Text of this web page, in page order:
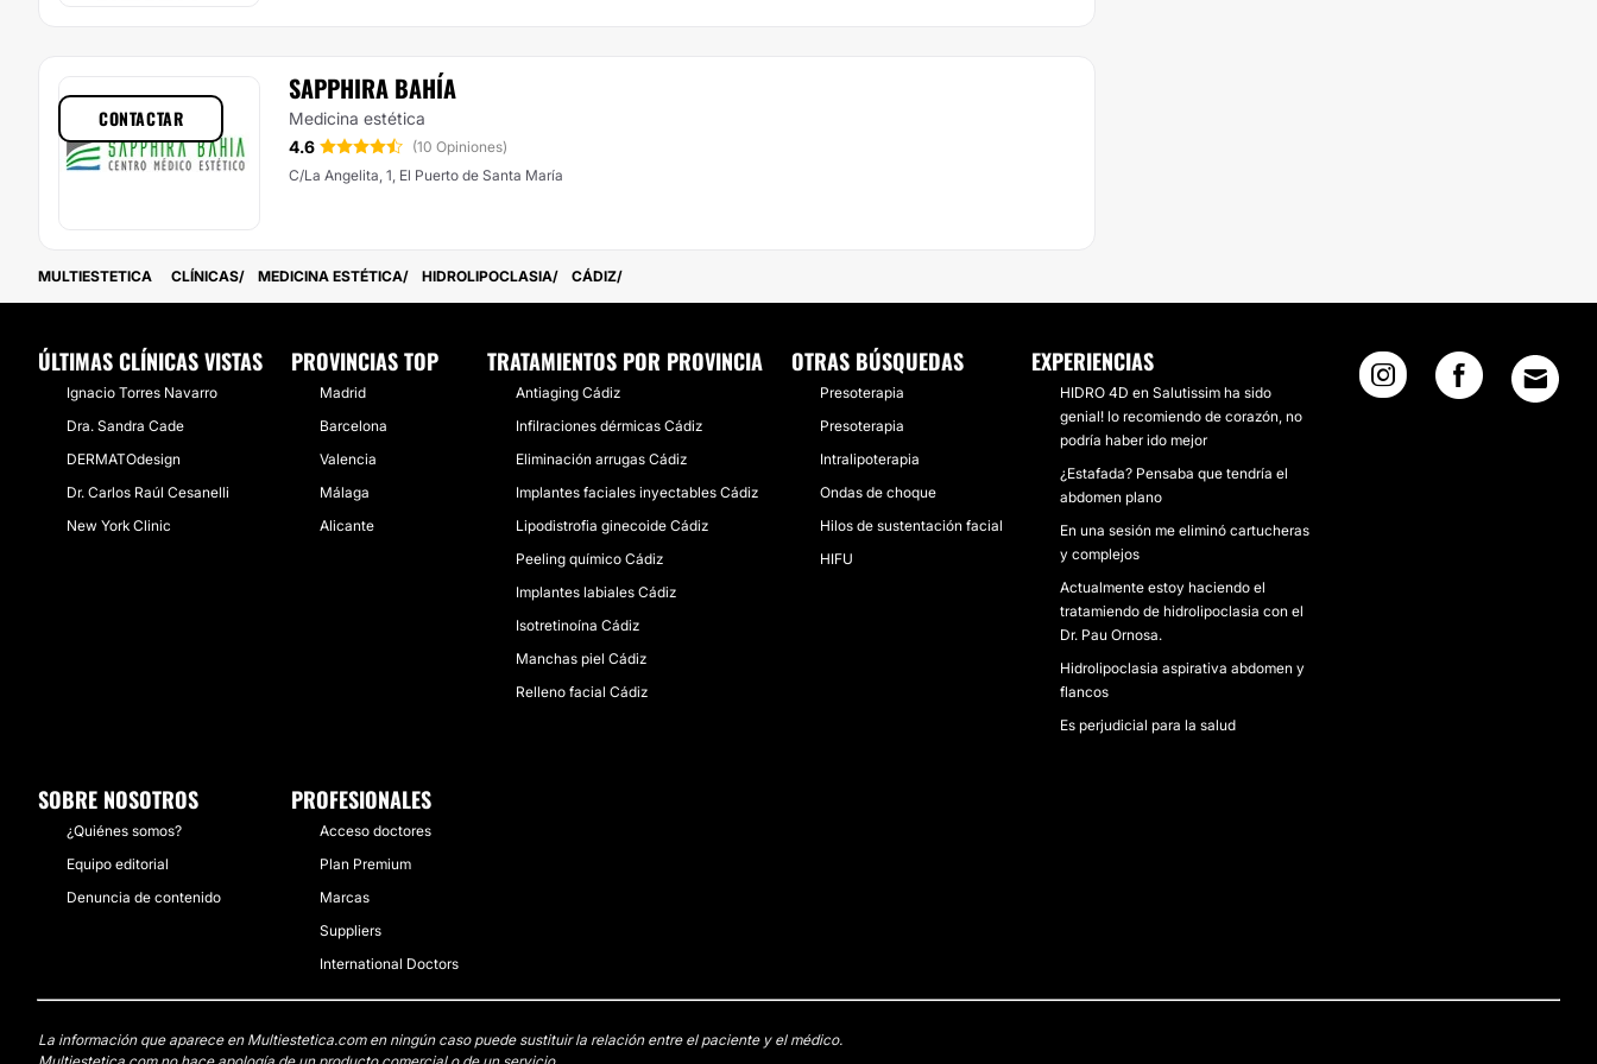
SAPPHIRA BAHÍA
Medicina estética
4.6
(10 Opiniones)
C/La Angelita, 1, El Puerto de Santa María
CONTACTAR
MULTIESTETICA CLÍNICAS MEDICINA ESTÉTICA HIDROLIPOCLASIA CÁDIZ
ÚLTIMAS CLÍNICAS VISTAS
Ignacio Torres Navarro
Dra. Sandra Cade
DERMATOdesign
Dr. Carlos Raúl Cesanelli
New York Clinic
PROVINCIAS TOP
Madrid
Barcelona
Valencia
Málaga
Alicante
TRATAMIENTOS POR PROVINCIA
Antiaging Cádiz
Infilraciones dérmicas Cádiz
Eliminación arrugas Cádiz
Implantes faciales inyectables Cádiz
Lipodistrofia ginecoide Cádiz
Peeling químico Cádiz
Implantes labiales Cádiz
Isotretinoína Cádiz
Manchas piel Cádiz
Relleno facial Cádiz
OTRAS BÚSQUEDAS
Presoterapia
Presoterapia
Intralipoterapia
Ondas de choque
Hilos de sustentación facial
HIFU
EXPERIENCIAS
HIDRO 4D en Salutissim ha sido
genial! lo recomiendo de corazón, no
podría haber ido mejor
¿Estafada? Pensaba que tendría el
abdomen plano
En una sesión me eliminó cartucheras
y complejos
Actualmente estoy haciendo el
tratamiendo de hidrolipoclasia con el
Dr. Pau Ornosa.
Hidrolipoclasia aspirativa abdomen y
flancos
Es perjudicial para la salud
SOBRE NOSOTROS
¿Quiénes somos?
Equipo editorial
Denuncia de contenido
PROFESIONALES
Acceso doctores
Plan Premium
Marcas
Suppliers
International Doctors
La información que aparece en Multiestetica.com en ningún caso puede sustituir la relación entre el paciente y el médico.